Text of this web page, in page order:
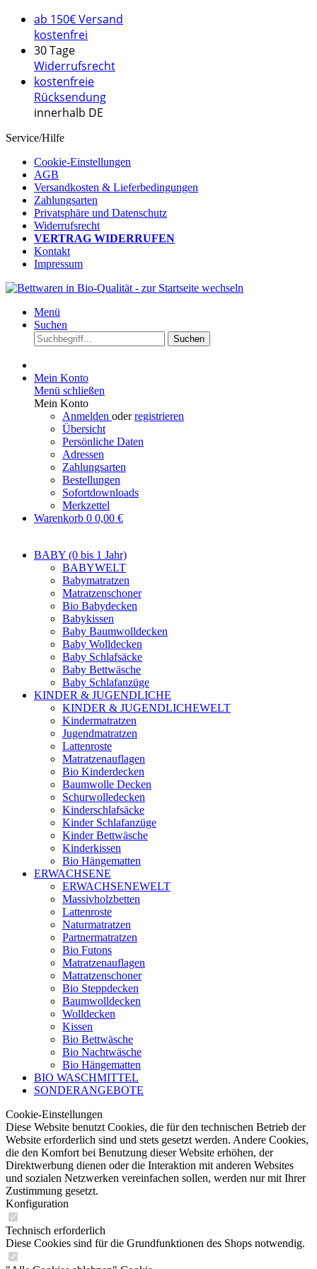
ab 150€ Versand
kostenfrei
30 Tage
Widerrufsrecht
kostenfreie
Rücksendung
innerhalb DE
Service/Hilfe
Cookie-Einstellungen
AGB
Versandkosten & Lieferbedingungen
Zahlungsarten
Privatsphäre und Datenschutz
Widerrufsrecht
VERTRAG WIDERRUFEN
Kontakt
Impressum
Menü
Suchen
Suchen
Mein Konto
Menü schließen
Mein Konto
Anmelden oderregistrieren
Übersicht
Persönliche Daten
Adressen
Zahlungsarten
Bestellungen
Sofortdownloads
Merkzettel
Warenkorb 0 0,00 €
BABY (0 bis 1 Jahr)
BABYWELT
Babymatratzen
Matratzenschoner
Bio Babydecken
Babykissen
Baby Baumwolldecken
Baby Wolldecken
Baby Schlafsäcke
Baby Bettwäsche
Baby Schlafanzüge
KINDER & JUGENDLICHE
KINDER & JUGENDLICHEWELT
Kindermatratzen
Jugendmatratzen
Lattenroste
Matratzenauflagen
Bio Kinderdecken
Baumwolle Decken
Schurwolledecken
Kinderschlafsäcke
Kinder Schlafanzüge
Kinder Bettwäsche
Kinderkissen
Bio Hängematten
ERWACHSENE
ERWACHSENEWELT
Massivholzbetten
Lattenroste
Naturmatratzen
Partnermatratzen
Bio Futons
Matratzenauflagen
Matratzenschoner
Bio Steppdecken
Baumwolldecken
Wolldecken
Kissen
Bio Bettwäsche
Bio Nachtwäsche
Bio Hängematten
BIO WASCHMITTEL
SONDERANGEBOTE
Cookie-Einstellungen
Diese Website benutzt Cookies, die für den technischen Betrieb der
Website erforderlich sind und stets gesetzt werden. Andere Cookies,
die den Komfort bei Benutzung dieser Website erhöhen, der
Direktwerbung dienen oder die Interaktion mit anderen Websites
und sozialen Netzwerken vereinfachen sollen, werden nur mit Ihrer
Zustimmung gesetzt.
Konfiguration
Technisch erforderlich
Diese Cookies sind für die Grundfunktionen des Shops notwendig.